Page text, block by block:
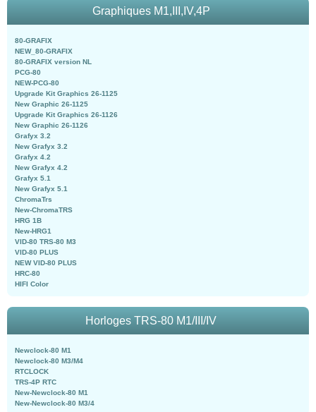
Graphiques M1,III,IV,4P
80-GRAFIX
NEW_80-GRAFIX
80-GRAFIX version NL
PCG-80
NEW-PCG-80
Upgrade Kit Graphics 26-1125
New Graphic 26-1125
Upgrade Kit Graphics 26-1126
New Graphic 26-1126
Grafyx 3.2
New Grafyx 3.2
Grafyx 4.2
New Grafyx 4.2
Grafyx 5.1
New Grafyx 5.1
ChromaTrs
New-ChromaTRS
HRG 1B
New-HRG1
VID-80 TRS-80 M3
VID-80 PLUS
NEW VID-80 PLUS
HRC-80
HIFI Color
Horloges TRS-80 M1/III/IV
Newclock-80 M1
Newclock-80 M3/M4
RTCLOCK
TRS-4P RTC
New-Newclock-80 M1
New-Newclock-80 M3/4